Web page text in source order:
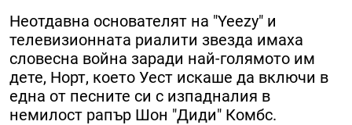
Неотдавна основателят на "Yeezy" и
телевизионната риалити звезда имаха
словесна война заради най-голямото им
дете, Норт, което Уест искаше да включи в
една от песните си с изпадналия в
немилост рапър Шон "Диди" Комбс.